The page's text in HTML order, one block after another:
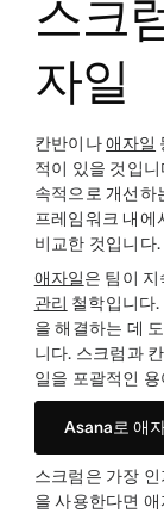
스크
자일
칸반이나애자일
적이 있을 것입
속적으로 개선하
프레임워크 내에
비교한 것입니다.
애자일은 팀이
관리 철학입니다
을 해결하는 데
니다. 스크럼과
일을 포괄적인
Asana로 애
스크럼은 가장
을 사용한다면